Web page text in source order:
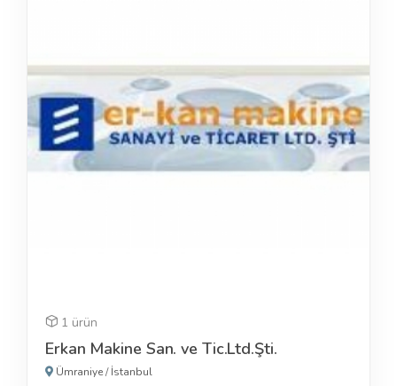
1 ürün
Erkan Makine San. ve Tic.Ltd.Şti.
Ümraniye/İstanbul